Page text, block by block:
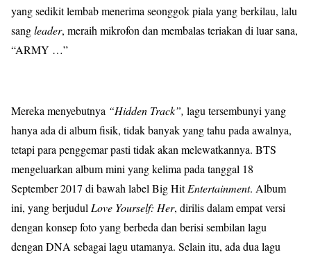
yang sedikit lembab menerima seonggok piala yang berkilau, lalu
sangleader, meraih mikrofon dan membalas teriakan di luar sana,
“ARMY …”
Mereka menyebutnya “Hidden Track”, lagu tersembunyi yang
hanya ada di album fisik, tidak banyak yang tahu pada awalnya,
tetapi para penggemar pasti tidak akan melewatkannya. BTS
mengeluarkan album mini yang kelima pada tanggal 18
September 2017 di bawah label Big HitEntertainment. Album
ini, yang berjudulLove Yourself: Her, dirilis dalam empat versi
dengan konsep foto yang berbeda dan berisi sembilan lagu
dengan DNA sebagai lagu utamanya. Selain itu, ada dua lagu